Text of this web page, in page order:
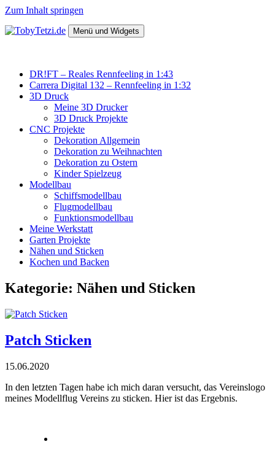
Zum Inhalt springen
Menü und Widgets
DR!FT – Reales Rennfeeling in 1:43
Carrera Digital 132 – Rennfeeling in 1:32
3D Druck
Meine 3D Drucker
3D Druck Projekte
CNC Projekte
Dekoration Allgemein
Dekoration zu Weihnachten
Dekoration zu Ostern
Kinder Spielzeug
Modellbau
Schiffsmodellbau
Flugmodellbau
Funktionsmodellbau
Meine Werkstatt
Garten Projekte
Nähen und Sticken
Kochen und Backen
Kategorie: Nähen und Sticken
Patch Sticken
15.06.2020
In den letzten Tagen habe ich mich daran versucht, das Vereinslogo
meines Modellflug Vereins zu sticken. Hier ist das Ergebnis.